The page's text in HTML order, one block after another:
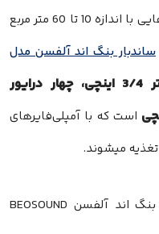
فراگیر و غنی ارائه میدهد که برای اتاق‌هایی با اندازه 10 تا 60 متر مربع
ساندبار بنگ اند آلفسن مدل
سه توییتر 3/4 اینچی، چهار درایور
است که با آمپلی‌فایرهای
تغذیه میشوند.